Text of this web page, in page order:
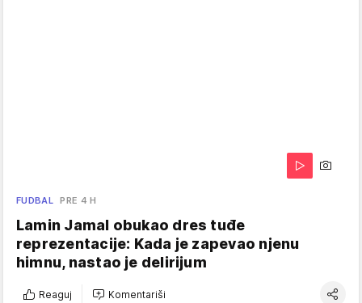
FUDBAL PRE 4 H
Lamin Jamal obukao dres tuđe
reprezentacije: Kada je zapevao njenu
himnu, nastao je delirijum
Reaguj Komentariši